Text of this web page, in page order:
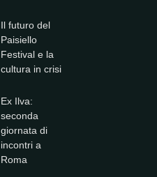
Il futuro del
Paisiello
Festival e la
cultura in crisi
Ex Ilva:
seconda
giornata di
incontri a
Roma